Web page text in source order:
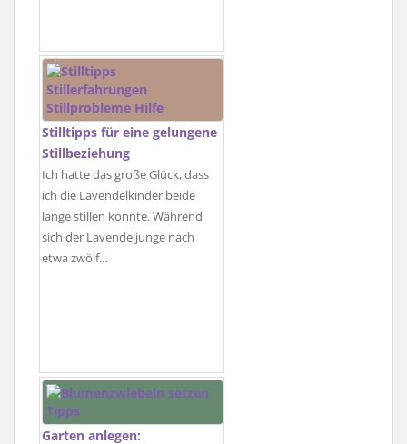
Stilltipps für eine gelungene
Stillbeziehung
Ich hatte das große Glück, dass
ich die Lavendelkinder beide
lange stillen konnte. Während
sich der Lavendeljunge nach
etwa zwölf…
Garten anlegen: